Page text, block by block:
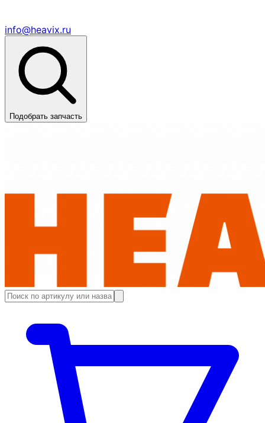
info@heavix.ru
Подобрать запчасть